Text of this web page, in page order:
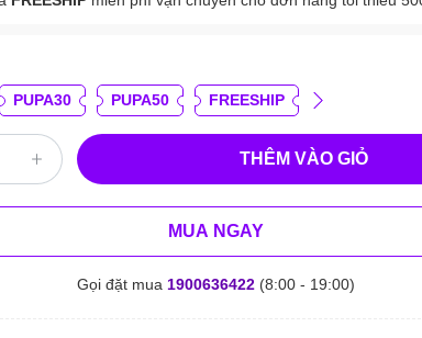
PUPA30 PUPA50 FREESHIP
THÊM VÀO GIỎ
MUA NGAY
Gọi đặt mua 1900636422 (8:00 - 19:00)